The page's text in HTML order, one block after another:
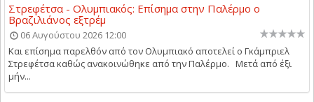
Στρεφέτσα - Ολυμπιακός: Επίσημα στην Παλέρμο ο
Βραζιλιάνος εξτρέμ
06 Αυγούστου 2026 12:00
Και επίσημα παρελθόν από τον Ολυμπιακό αποτελεί ο Γκάμπριελ
Στρεφέτσα καθώς ανακοινώθηκε από την Παλέρμο. Μετά από έξι
μήν...